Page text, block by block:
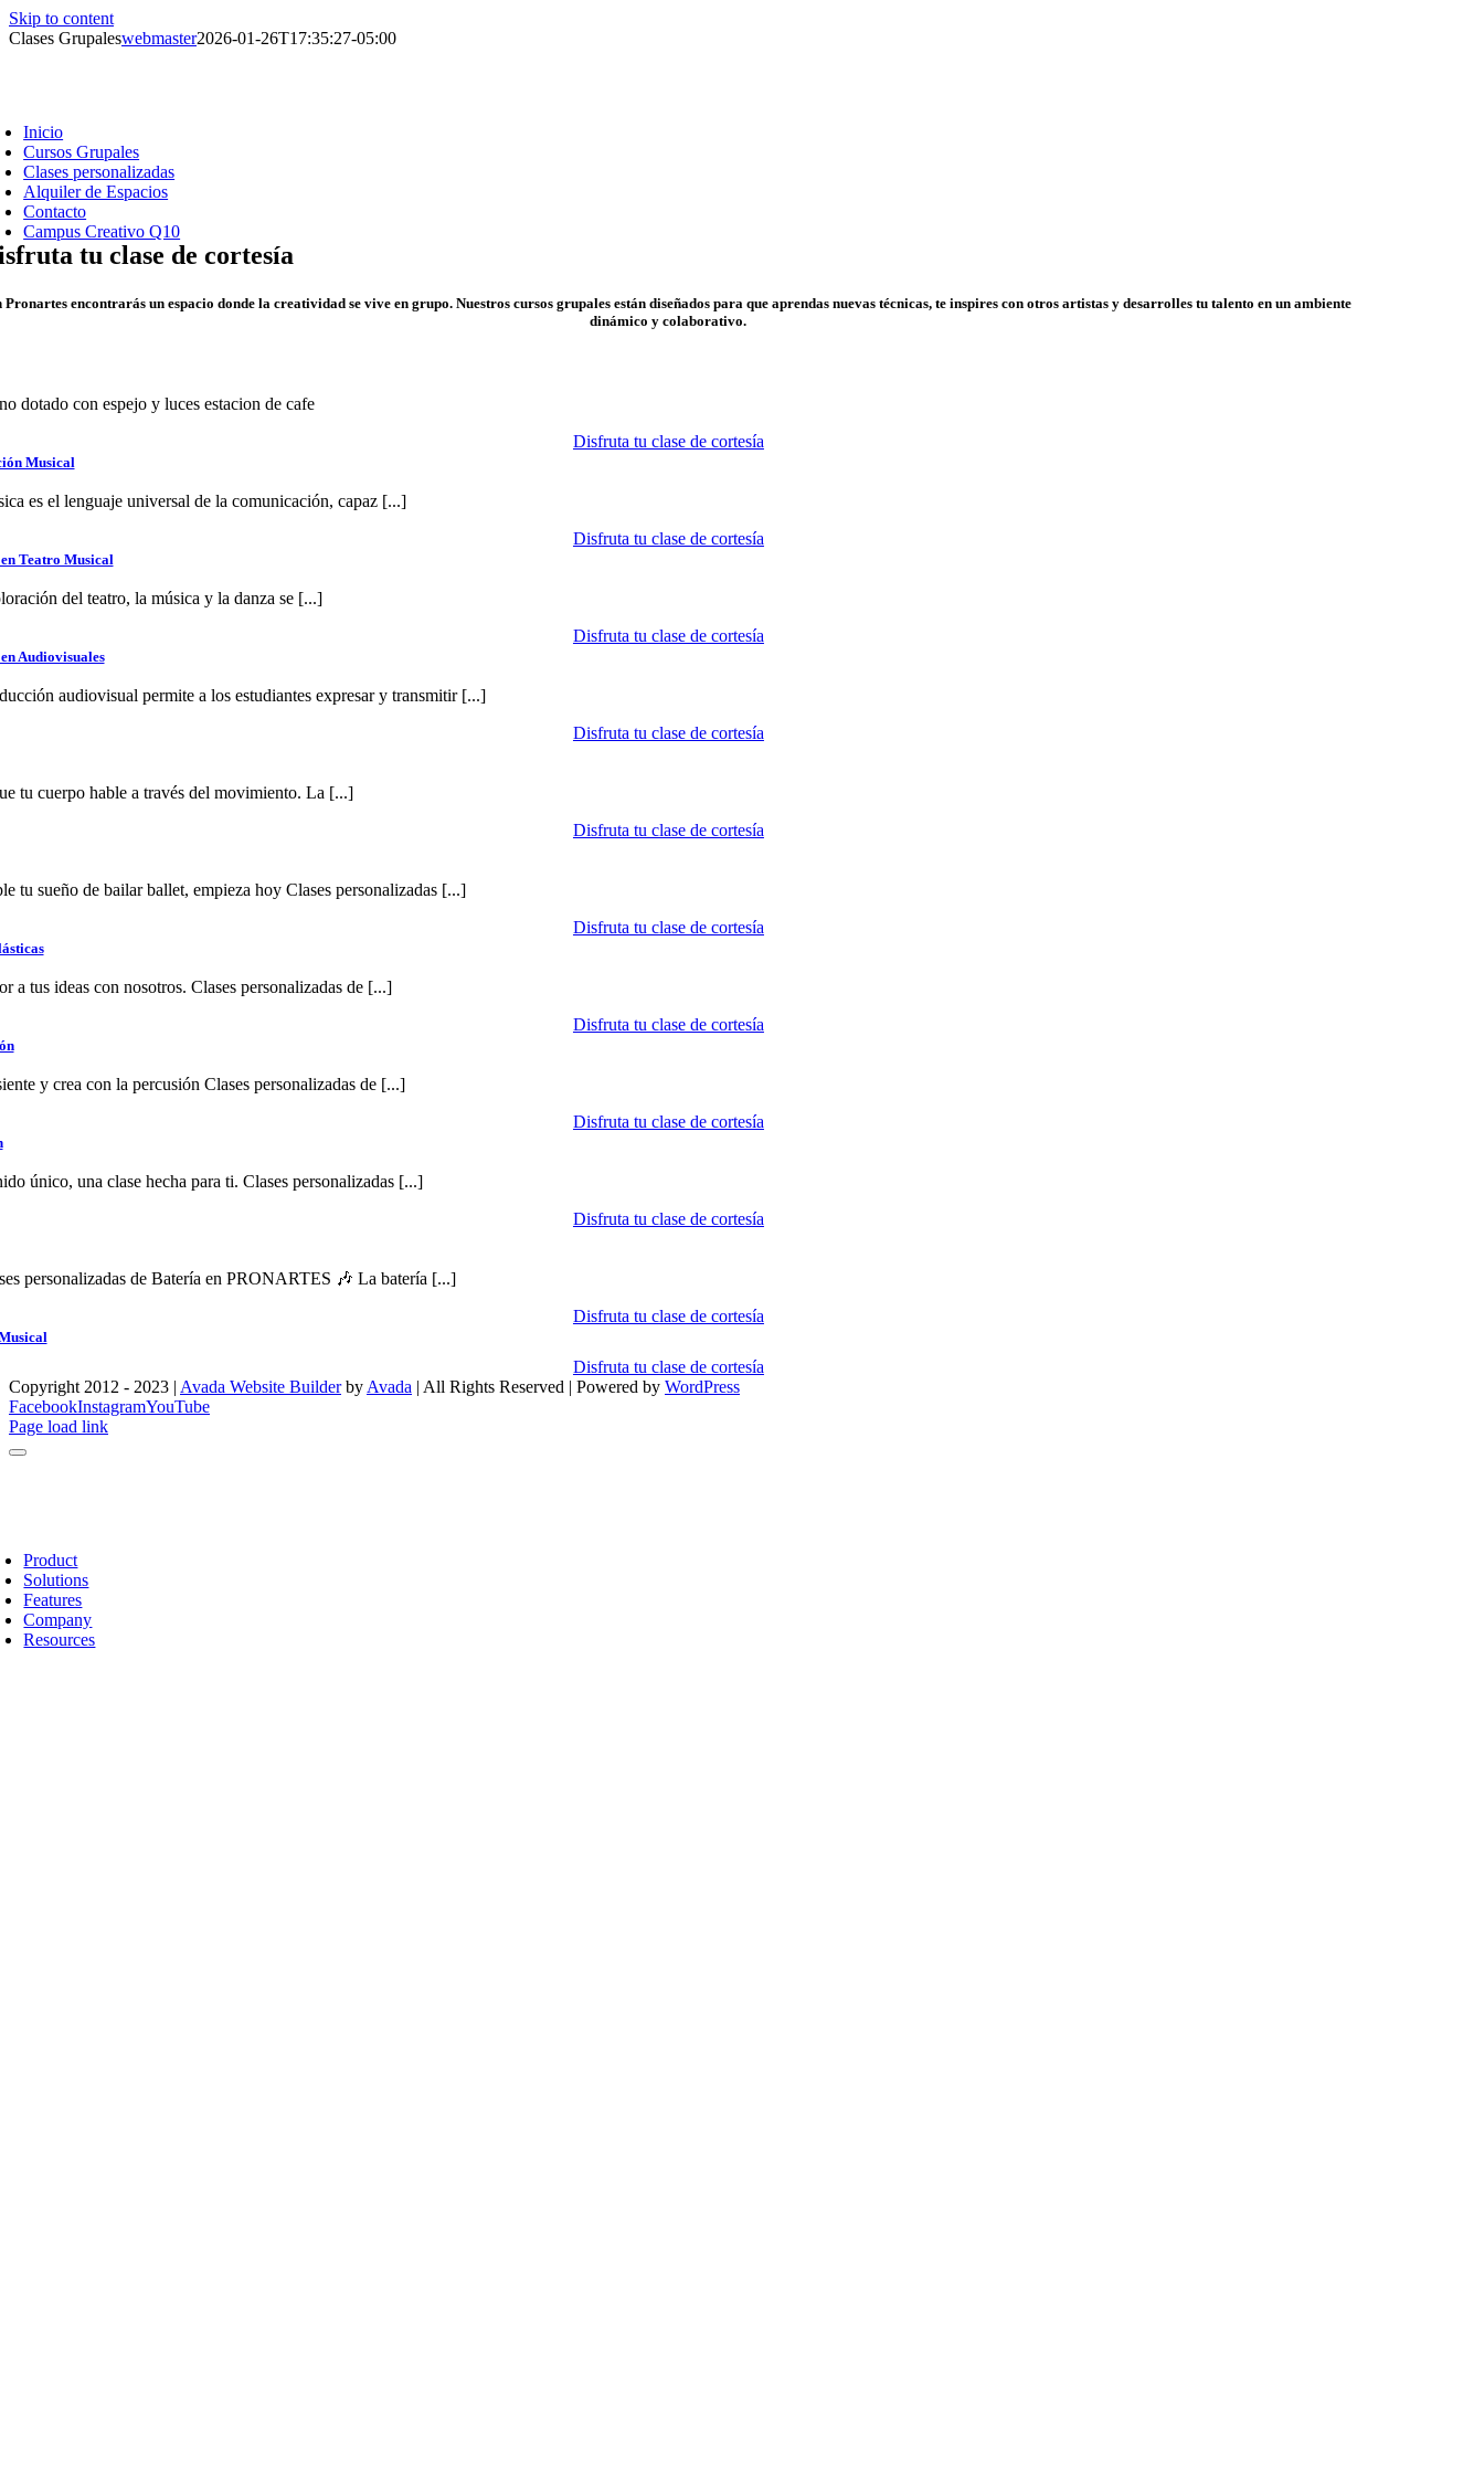
Skip to content
Inicio
Cursos Grupales
Clases personalizadas
Alquiler de Espacios
Contacto
Campus Creativo Q10
Clases Grupaleswebmaster2026-01-26T17:35:27-05:00
tu clase de cortesía
Pronartes encontrarás un espacio donde la creatividad se vive en grupo. Nuestros cursos grupales están diseñados para que aprendas nuevas técnicas, te inspires con otros artistas y desarrolles tu talento en un ambiente
dinámico y colaborativo.
dotado con espejo y luces estacion de cafe
Disfruta tu clase de cortesía
Musical
es el lenguaje universal de la comunicación, capaz [...]
Disfruta tu clase de cortesía
Teatro Musical
del teatro, la música y la danza se [...]
Disfruta tu clase de cortesía
Audiovisuales
audiovisual permite a los estudiantes expresar y transmitir [...]
Disfruta tu clase de cortesía
tu cuerpo hable a través del movimiento. La [...]
Disfruta tu clase de cortesía
tu sueño de bailar ballet, empieza hoy Clases personalizadas [...]
Disfruta tu clase de cortesía
a tus ideas con nosotros. Clases personalizadas de [...]
Disfruta tu clase de cortesía
y crea con la percusión Clases personalizadas de [...]
Disfruta tu clase de cortesía
único, una clase hecha para ti. Clases personalizadas [...]
Disfruta tu clase de cortesía
personalizadas de Batería en PRONARTES 🎶 La batería [...]
Disfruta tu clase de cortesía
Disfruta tu clase de cortesía
Copyright 2012 - 2023 | Avada Website Builderby Avada | All Rights Reserved | Powered by WordPress
FacebookInstagramYouTube
Page load link
Product
Solutions
Features
Company
Resources